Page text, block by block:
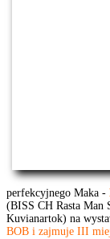
perfekcyjnego Maka -
(BISS CH Rasta Man
Kuvianartok) na
BOB i zajmuje III